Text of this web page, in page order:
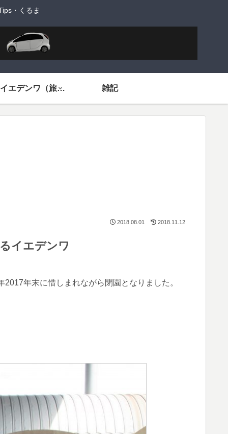
・くるま
旅するイエデンワ（旅ネタ） 雑記
2018.08.01 2018.11.12
イエデンワ
年末に惜しまれながら閉園となりました。